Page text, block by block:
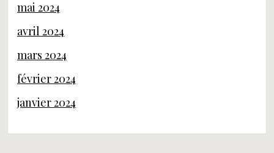
mai 2024
avril 2024
mars 2024
février 2024
janvier 2024